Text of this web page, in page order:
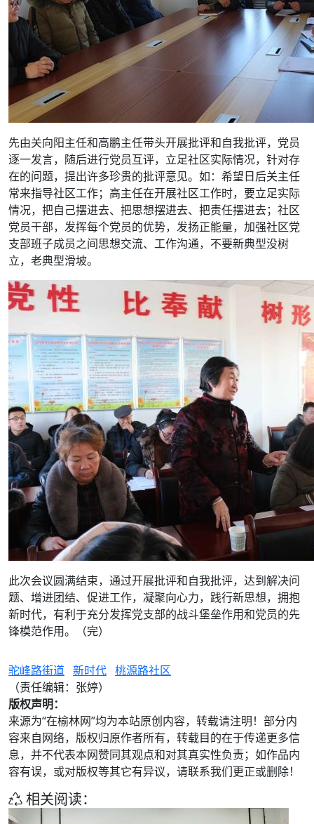
先由关向阳主任和高鹏主任带头开展批评和自我批评，党员
逐一发言，随后进行党员互评，立足社区实际情况，针对存
在的问题，提出许多珍贵的批评意见。如：希望日后关主任
常来指导社区工作；高主任在开展社区工作时，要立足实际
情况，把自己摆进去、把思想摆进去、把责任摆进去；社区
党员干部，发挥每个党员的优势，发扬正能量，加强社区党
支部班子成员之间思想交流、工作沟通，不要新典型没树
立，老典型滑坡。
此次会议圆满结束，通过开展批评和自我批评，达到解决问
题、增进团结、促进工作，凝聚向心力，践行新思想，拥抱
新时代，有利于充分发挥党支部的战斗堡垒作用和党员的先
锋模范作用。（完）
驼峰路街道 新时代 桃源路社区
（责任编辑：张婷）
版权声明：
来源为“在榆林网”均为本站原创内容，转载请注明！部分内
容来自网络，版权归原作者所有，转载目的在于传递更多信
息，并不代表本网赞同其观点和对其真实性负责；如作品内
容有误，或对版权等其它有异议，请联系我们更正或删除！
相关阅读：